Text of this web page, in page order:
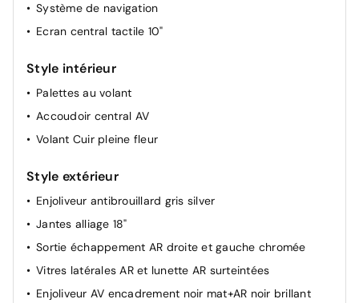
Commutation automatique des feux de route / feux de
Sièges AV chauffants
Siège passager à réglage mécanique
Pochettes de rangement à l'AR des sièges AV
Lève-vitres AR électriques
Système de navigation
Ecran central tactile 10"
Style intérieur
Palettes au volant
Accoudoir central AV
Volant Cuir pleine fleur
Style extérieur
Enjoliveur antibrouillard gris silver
Jantes alliage 18"
Sortie échappement AR droite et gauche chromée
Vitres latérales AR et lunette AR surteintées
Enjoliveur AV encadrement noir mat+AR noir brillant